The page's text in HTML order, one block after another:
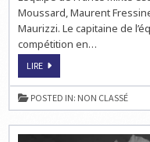
Moussard, Maurent
Maurizzi. Le capitaine de
compétition en…
LIRECHAMPIONNAT
DES
NATIONS
POSTED IN: NON CLASSÉ